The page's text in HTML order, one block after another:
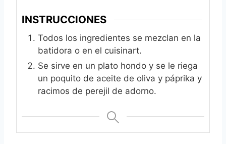
INSTRUCCIONES
Todos los ingredientes se mezclan en la
batidora o en el cuisinart.
Se sirve en un plato hondo y se le riega
un poquito de aceite de oliva y páprika y
racimos de perejil de adorno.